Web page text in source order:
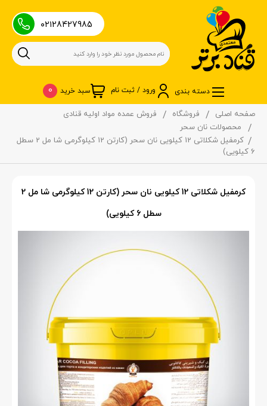
۰۲۱28427985
دسته بندی ورود / ثبت نام سبد خرید 0
صفحه اصلی فروشگاه
فروش عمده مواد اولیه قنادی
محصولات نان سحر
کرمفیل شکلاتی 12 کیلویی نان سحر (کارتن 12 کیلوگرمی شا مل 2 سطل
6 کیلویی)
کرمفیل شکلاتی 12 کیلویی نان سحر (کارتن 12 کیلوگرمی شا مل 2
سطل 6 کیلویی)